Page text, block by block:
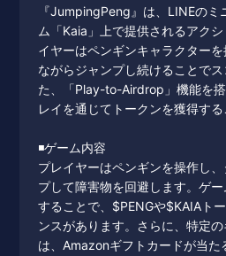
『JumpingPeng』は、LINEの
ム「Kaia」上で提供されるアク
イヤーはペンギンキャラクター
ながらジャンプし続けることで
た、「Play-to-Airdrop」機能を
レイを通じてトークンを獲得する
◾️ゲーム内容
プレイヤーはペンギンを操作し
プして障害物を回避します。ゲ
することで、$PENGや$KAIAト
ンスがあります。さらに、特定
は、Amazonギフトカードが当た